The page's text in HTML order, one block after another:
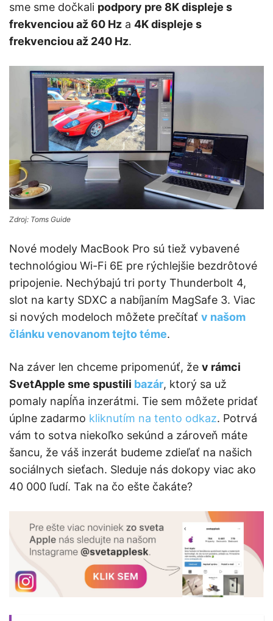
sme sme dočkali podpory pre 8K displeje s
frekvenciou až 60 Hz a 4K displeje s
frekvenciou až 240 Hz.
Zdroj: Toms Guide
Nové modely MacBook Pro sú tiež vybavené
technológiou Wi-Fi 6E pre rýchlejšie bezdrôtové
pripojenie. Nechýbajú tri porty Thunderbolt 4,
slot na karty SDXC a nabíjaním MagSafe 3. Viac
si nových modeloch môžete prečítať v našom
článku venovanom tejto téme.
Na záver len chceme pripomenúť, že v rámci
SvetApple sme spustili bazár, ktorý sa už
pomaly napĺňa inzerátmi. Tie sem môžete pridať
úplne zadarmo kliknutím na tento odkaz. Potrvá
vám to sotva niekoľko sekúnd a zároveň máte
šancu, že váš inzerát budeme zdieľať na našich
sociálnych sieťach. Sleduje nás dokopy viac ako
40 000 ľudí. Tak na čo ešte čakáte?